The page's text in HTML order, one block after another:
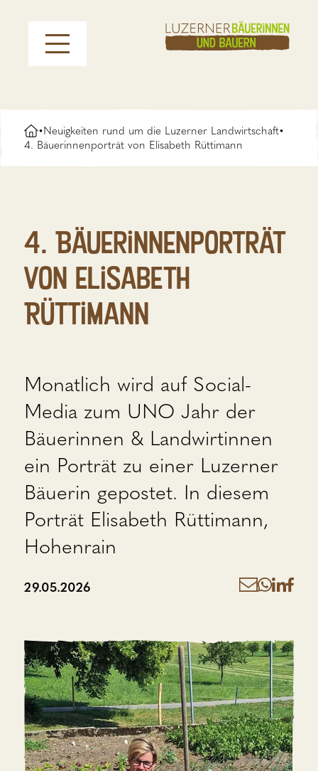
•Neuigkeiten rund um die Luzerner Landwirtschaft•
4. Bäuerinnenporträt von Elisabeth Rüttimann
4. Bäuerinnenporträt
von Elisabeth
Rüttimann
Monatlich wird auf Social-
Media zum UNO Jahr der
Bäuerinnen & Landwirtinnen
ein Porträt zu einer Luzerner
Bäuerin gepostet. In diesem
Porträt Elisabeth Rüttimann,
Hohenrain
29.05.2026